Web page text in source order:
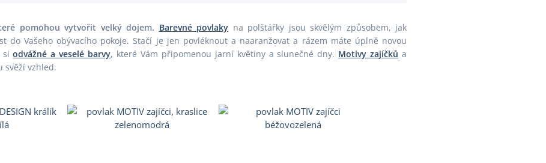
pomohou vytvořit velký dojem. Barevné povlaky na polštářky jsou skvělým způsobem, jak
do Vašeho obývacího pokoje. Stačí je jen povléknout a naaranžovat a rázem máte úplně novou
siodvážné a veselé barvy, které Vám připomenou jarní květiny a slunečné dny. Motivy zajíčků a
svěží vzhled.